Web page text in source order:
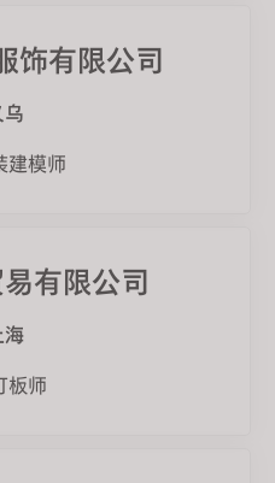
饰有限公司
乌
建模师
有限公司
海
板师